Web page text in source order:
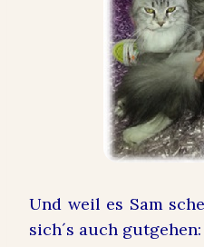
Und weil es Sam
sich´s auch gutgehen: